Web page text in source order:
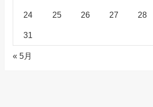
24 25 26 27 28
31
« 5月